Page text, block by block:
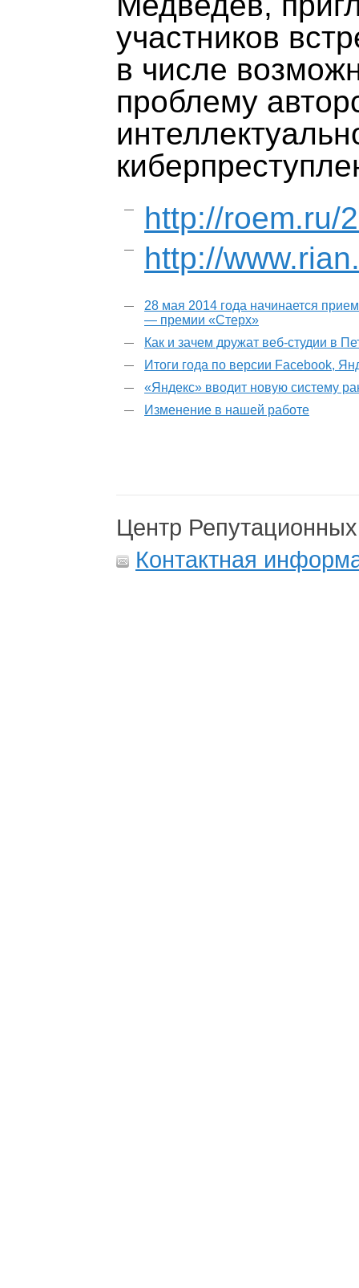
участников
в числе
проблему
http://roem.ru/
http://
28 мая 2014 года начинается
— премии «Стерх»
Как и зачем дружат веб-студии в
Итоги года по версии Facebook,
«Яндекс» вводит новую систему
Изменение в нашей работе
Центр
Контактная